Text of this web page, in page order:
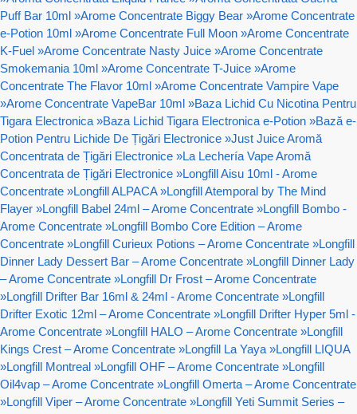
Puff Bar 10ml »Arome Concentrate Biggy Bear »Arome Concentrate
e-Potion 10ml »Arome Concentrate Full Moon »Arome Concentrate
K-Fuel »Arome Concentrate Nasty Juice »Arome Concentrate
Smokemania 10ml »Arome Concentrate T-Juice »Arome
Concentrate The Flavor 10ml »Arome Concentrate Vampire Vape
»Arome Concentrate VapeBar 10ml »Baza Lichid Cu Nicotina Pentru
Tigara Electronica »Baza Lichid Tigara Electronica e-Potion »Bază e-
Potion Pentru Lichide De Țigări Electronice »Just Juice Aromă
Concentrata de Țigări Electronice »La Lechería Vape Aromă
Concentrata de Țigări Electronice »Longfill Aisu 10ml - Arome
Concentrate »Longfill ALPACA »Longfill Atemporal by The Mind
Flayer »Longfill Babel 24ml – Arome Concentrate »Longfill Bombo -
Arome Concentrate »Longfill Bombo Core Edition – Arome
Concentrate »Longfill Curieux Potions – Arome Concentrate »Longfill
Dinner Lady Dessert Bar – Arome Concentrate »Longfill Dinner Lady
– Arome Concentrate »Longfill Dr Frost – Arome Concentrate
»Longfill Drifter Bar 16ml & 24ml - Arome Concentrate »Longfill
Drifter Exotic 12ml – Arome Concentrate »Longfill Drifter Hyper 5ml -
Arome Concentrate »Longfill HALO – Arome Concentrate »Longfill
Kings Crest – Arome Concentrate »Longfill La Yaya »Longfill LIQUA
»Longfill Montreal »Longfill OHF – Arome Concentrate »Longfill
Oil4vap – Arome Concentrate »Longfill Omerta – Arome Concentrate
»Longfill Viper – Arome Concentrate »Longfill Yeti Summit Series –